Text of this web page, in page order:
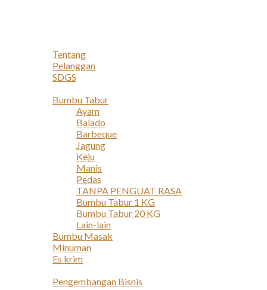
Tentang
Pelanggan
SDGS
Bumbu Tabur
Ayam
Balado
Barbeque
Jagung
Keju
Manis
Pedas
TANPA PENGUAT RASA
Bumbu Tabur 1 KG
Bumbu Tabur 20 KG
Lain-lain
Bumbu Masak
Minuman
Es krim
Pengembangan Bisnis